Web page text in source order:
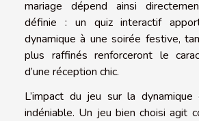
mariage dépend ainsi
définie : un quiz interactif
dynamique à une soirée festive,
plus raffinés renforceront le
d’une réception chic.
L’impact du jeu sur la
indéniable. Un jeu bien choisi agit